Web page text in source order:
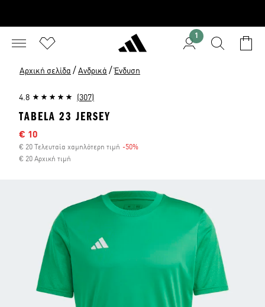
1
Αρχική σελίδα / Ανδρικά / Ένδυση
4.8 (307)
TABELA 23 JERSEY
Τιμή έκπτωσης
€ 10
€ 20 Τελευταία χαμηλότερη τιμή -50%
€ 20 Αρχική τιμή